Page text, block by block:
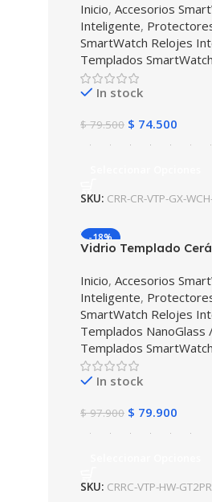
46mm
Inicio, Accesorios
Inteligente,
SmartWatch Relojes
Templados SmartWatch
In stock
$79.500 $ 74.500
SKU: CRR-CR-VTP-GX-
-18%
Vidrio Templado
Huawei GT2 PRO
Inicio, Accesorios
Inteligente,
SmartWatch Relojes
Templados NanoGlass
Templados SmartWatch
In stock
$97.900 $ 79.900
SKU: CRRC-VTP-HW-